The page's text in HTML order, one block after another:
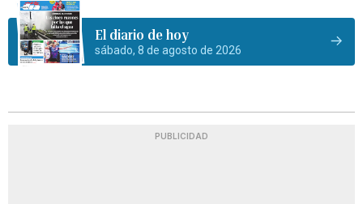
El diario de hoy
sábado, 8 de agosto de 2026
PUBLICIDAD